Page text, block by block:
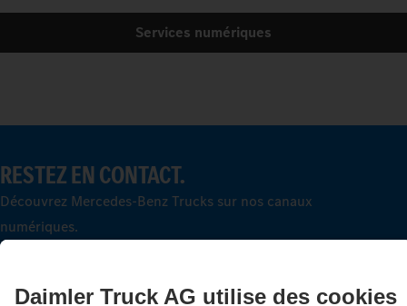
Services numériques
RESTEZ EN CONTACT.
Découvrez Mercedes‑Benz Trucks sur nos canaux
numériques.